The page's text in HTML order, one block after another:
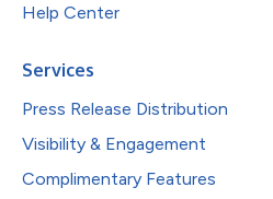
Help Center
Services
Press Release Distribution
Visibility & Engagement
Complimentary Features